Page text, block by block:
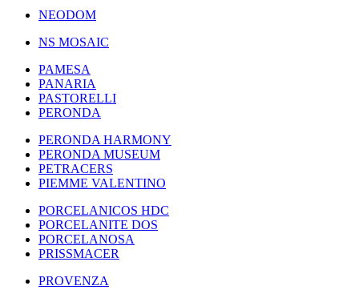
NEODOM
NS MOSAIC
PAMESA
PANARIA
PASTORELLI
PERONDA
PERONDA HARMONY
PERONDA MUSEUM
PETRACERS
PIEMME VALENTINO
PORCELANICOS HDC
PORCELANITE DOS
PORCELANOSA
PRISSMACER
PROVENZA